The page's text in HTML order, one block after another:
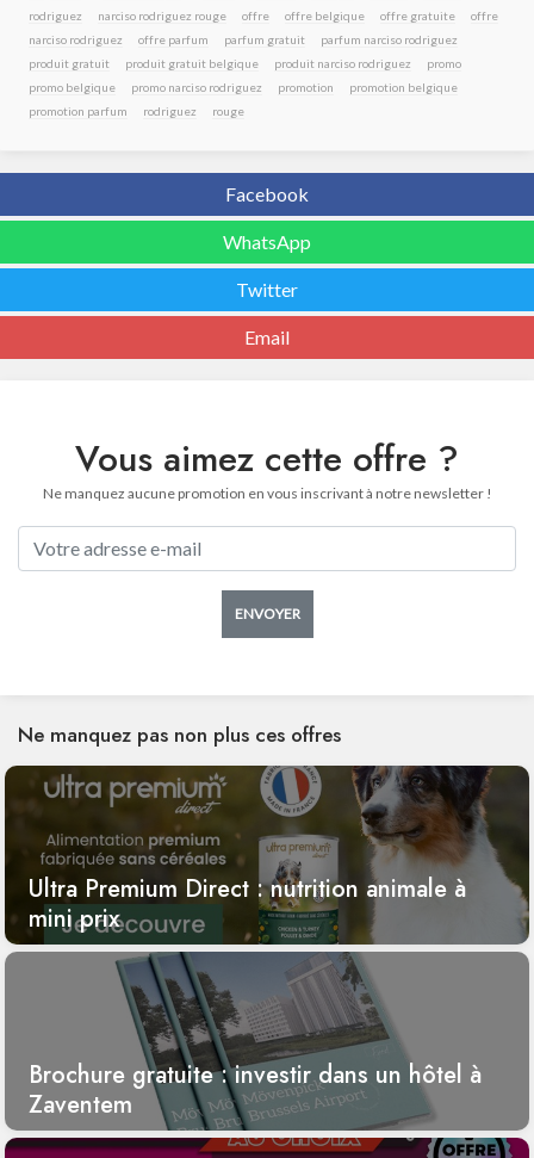
rodriguez
narciso rodriguez rouge offre offre belgique offre gratuite
offre
narciso rodriguez
offre parfum parfum gratuit
parfum narciso rodriguez
produit gratuit
produit gratuit belgique produit narciso rodriguez
promo
promo belgique
promo narciso rodriguez promotion
promotion belgique
promotion parfum
rodriguez rouge
Facebook
WhatsApp
Twitter
Email
Vous aimez cette offre ?
Ne manquez aucune promotion en vous inscrivant à notre newsletter !
ENVOYER
Ne manquez pas non plus ces offres
Ultra Premium Direct : nutrition animale à
mini prix
Brochure gratuite : investir dans un hôtel à
Zaventem